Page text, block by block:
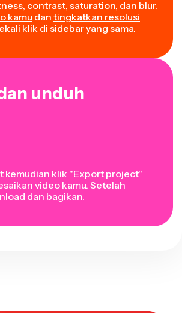
contrast, saturation, dan blur.
kamu dan tingkatkan resolusi
klik di sidebar yang sama.
unduh
kemudian klik "Export project"
video kamu. Setelah
dan bagikan.